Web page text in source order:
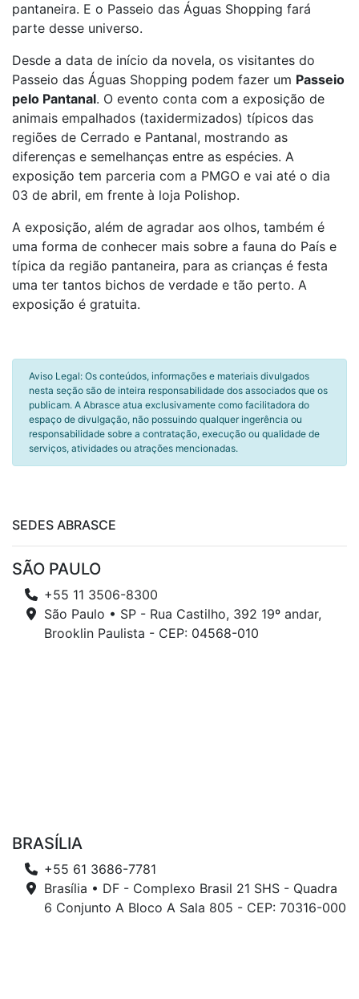
pantaneira. E o Passeio das Águas Shopping fará
parte desse universo.
Desde a data de início da novela, os visitantes do
Passeio das Águas Shopping podem fazer um Passeio
pelo Pantanal. O evento conta com a exposição de
animais empalhados (taxidermizados) típicos das
regiões de Cerrado e Pantanal, mostrando as
diferenças e semelhanças entre as espécies. A
exposição tem parceria com a PMGO e vai até o dia
03 de abril, em frente à loja Polishop.
A exposição, além de agradar aos olhos, também é
uma forma de conhecer mais sobre a fauna do País e
típica da região pantaneira, para as crianças é festa
uma ter tantos bichos de verdade e tão perto. A
exposição é gratuita.
Aviso Legal: Os conteúdos, informações e materiais divulgados
nesta seção são de inteira responsabilidade dos associados que os
publicam. A Abrasce atua exclusivamente como facilitadora do
espaço de divulgação, não possuindo qualquer ingerência ou
responsabilidade sobre a contratação, execução ou qualidade de
serviços, atividades ou atrações mencionadas.
SEDES ABRASCE
SÃO PAULO
+55 11 3506-8300
São Paulo • SP - Rua Castilho, 392 19º andar,
Brooklin Paulista - CEP: 04568-010
BRASÍLIA
+55 61 3686-7781
Brasília • DF - Complexo Brasil 21 SHS - Quadra
6 Conjunto A Bloco A Sala 805 - CEP: 70316-000